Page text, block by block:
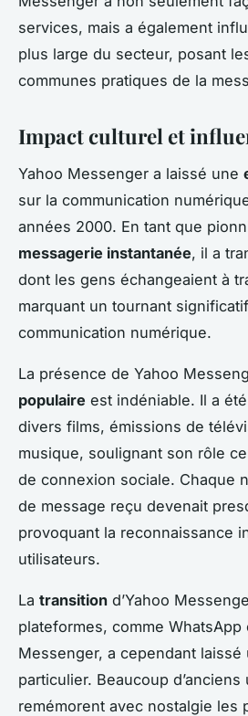
services, mais a également
plus large du secteur, posant
communes pratiques de la
Impact culturel et
Yahoo Messenger a laissé une
sur la communication
années 2000. En tant que
messagerie instantanée, il a
dont les gens échangeaient à
marquant un tournant
communication numérique.
La présence de Yahoo
populaire est indéniable. Il a
divers films, émissions de
musique, soulignant son rôle
de connexion sociale. Chaque
de message reçu devenait
provoquant la reconnaissance
utilisateurs.
La transition d’Yahoo
plateformes, comme WhatsApp
Messenger, a cependant laissé
particulier. Beaucoup
remémorent avec nostalgie les